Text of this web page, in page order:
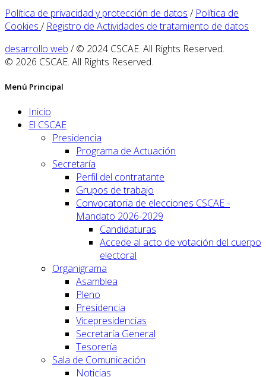
Política de privacidad y protección de datos / Política de
Cookies / Registro de Actividades de tratamiento de datos
desarrollo web / © 2024 CSCAE. All Rights Reserved.
© 2026 CSCAE. All Rights Reserved.
Menú Principal
Inicio
El CSCAE
Presidencia
Programa de Actuación
Secretaría
Perfil del contratante
Grupos de trabajo
Convocatoria de elecciones CSCAE -
Mandato 2026-2029
Candidaturas
Accede al acto de votación del cuerpo
electoral
Organigrama
Asamblea
Pleno
Presidencia
Vicepresidencias
Secretaría General
Tesorería
Sala de Comunicación
Noticias